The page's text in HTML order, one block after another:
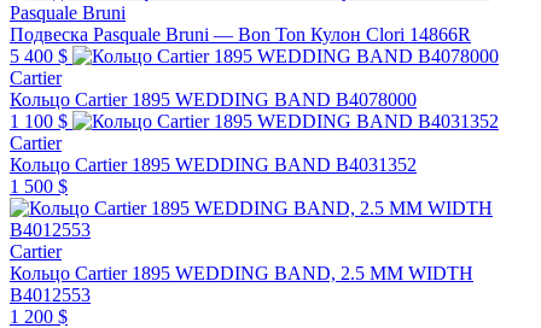
Pasquale Bruni
Подвеска Pasquale Bruni — Bon Ton Кулон Clori 14866R
5 400 $
Cartier
Кольцо Cartier 1895 WEDDING BAND B4078000
1 100 $
Cartier
Кольцо Cartier 1895 WEDDING BAND B4031352
1 500 $
Cartier
Кольцо Cartier 1895 WEDDING BAND, 2.5 MM WIDTH
B4012553
1 200 $